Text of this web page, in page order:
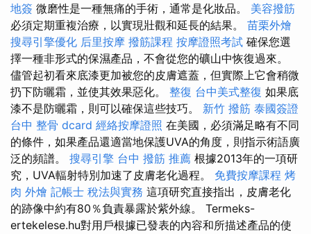
地簽 微磨性是一種無痛的手術，通常是化妝品。 美容撥筋
必須定期重複治療，以實現壯觀和延長的結果。 苗栗外燴
搜尋引擎優化 后里按摩 撥筋課程 按摩證照考試 確保您選
擇一種非形式的保濕產品，不會從您的礦山中恢復過來。
儘管起初看來底漆更加被您的皮膚遮蓋，但實際上它會稍微
扔下防曬霜，並使其效果惡化。 整復 台中美式整復 如果底
漆不是防曬霜，則可以確保這些技巧。 新竹 撥筋 泰國簽證
台中 整骨 dcard 經絡按摩證照 在美國，必須滿足略有不同
的條件，如果產品還適當地保護UVA的角度，則指示術語廣
泛的頻譜。 搜尋引擎 台中 撥筋 推薦 根據2013年的一項研
究，UVA輻射特別加速了皮膚老化過程。 免費按摩課程 烤
肉 外燴 記帳士 稅法與實務 這項研究直接指出，皮膚老化
的跡像中約有80％負責暴露於紫外線。 Termeks-
ertekelese.hu對用戶根據已發表的內容和所描述產品的使